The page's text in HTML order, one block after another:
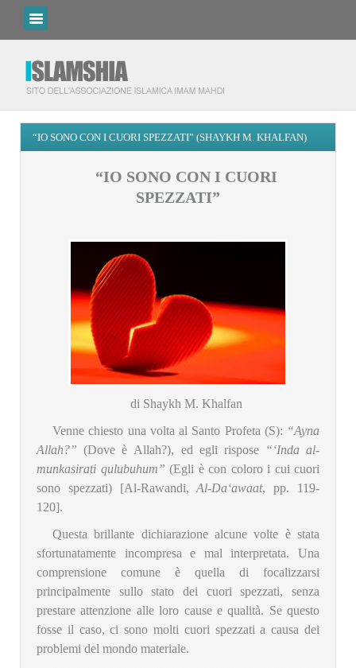
“IO SONO CON I CUORI SPEZZATI” (SHAYKH M. KHALFAN)
“IO SONO CON I CUORI
SPEZZATI”
di Shaykh M. Khalfan
Venne chiesto una volta al Santo Profeta (S): “Ayna
Allah?” (Dove è Allah?), ed egli rispose “‘Inda al-
munkasirati qulubuhum” (Egli è con coloro i cui cuori
sono spezzati) [Al-Rawandi,Al-Da‘awaat, pp. 119-
120].
Questa brillante dichiarazione alcune volte è stata
sfortunatamente incompresa e mal interpretata. Una
comprensione comune è quella di focalizzarsi
principalmente sullo stato dei cuori spezzati, senza
prestare attenzione alle loro cause e qualità. Se questo
fosse il caso, ci sono molti cuori spezzati a causa dei
problemi del mondo materiale.